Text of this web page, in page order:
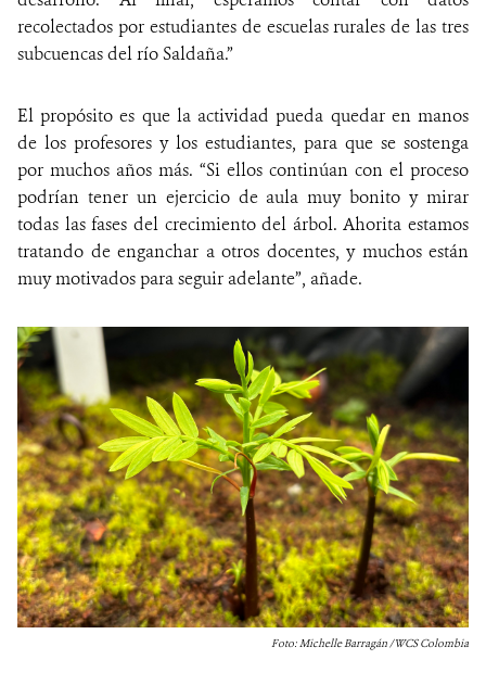
recolectados por estudiantes de escuelas rurales de las tres
subcuencas del río Saldaña.”
El propósito es que la actividad pueda quedar en manos
de los profesores y los estudiantes, para que se sostenga
por muchos años más. “Si ellos continúan con el proceso
podrían tener un ejercicio de aula muy bonito y mirar
todas las fases del crecimiento del árbol. Ahorita estamos
tratando de enganchar a otros docentes, y muchos están
muy motivados para seguir adelante”, añade.
Foto: Michelle Barragán / WCS Colombia